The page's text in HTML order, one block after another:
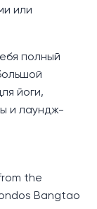
или
полный
йоги,
и лаундж-
the
Bangtao